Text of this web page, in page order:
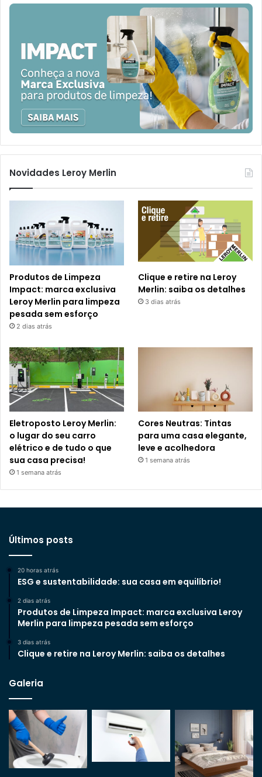
Novidades Leroy Merlin
Produtos de Limpeza
Impact: marca exclusiva
Leroy Merlin para limpeza
pesada sem esforço
2 dias atrás
Clique e retire na Leroy
Merlin: saiba os detalhes
3 dias atrás
Eletroposto Leroy Merlin:
o lugar do seu carro
elétrico e de tudo o que
sua casa precisa!
1 semana atrás
Cores Neutras: Tintas
para uma casa elegante,
leve e acolhedora
1 semana atrás
Últimos posts
20 horas atrás
ESG e sustentabilidade: sua casa em equilíbrio!
2 dias atrás
Produtos de Limpeza Impact: marca exclusiva Leroy
Merlin para limpeza pesada sem esforço
3 dias atrás
Clique e retire na Leroy Merlin: saiba os detalhes
Galeria